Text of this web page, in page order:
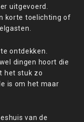
uitgevoerd.
korte toelichting of
ontdekken.
dingen hoort die
het stuk zo
is om het maar
van de